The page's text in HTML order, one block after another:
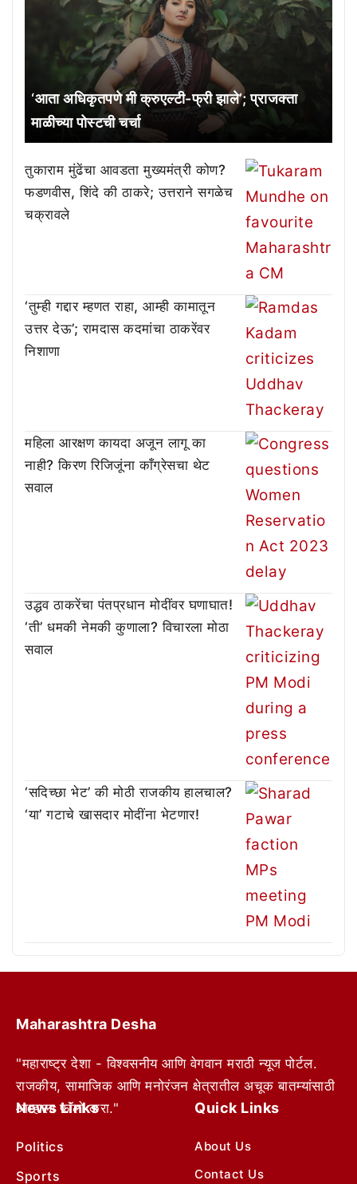
‘आता अधिकृतपणे मी क्रुएल्टी-फ्री झाले’; प्राजक्ता
माळीच्या पोस्टची चर्चा
तुकाराम मुंढेंचा आवडता मुख्यमंत्री कोण?
फडणवीस, शिंदे की ठाकरे; उत्तराने सगळेच
चक्रावले
‘तुम्ही गद्दार म्हणत राहा, आम्ही कामातून
उत्तर देऊ’; रामदास कदमांचा ठाकरेंवर
निशाणा
महिला आरक्षण कायदा अजून लागू का
नाही? किरण रिजिजूंना काँग्रेसचा थेट
सवाल
उद्धव ठाकरेंचा पंतप्रधान मोदींवर घणाघात!
‘ती’ धमकी नेमकी कुणाला? विचारला मोठा
सवाल
‘सदिच्छा भेट’ की मोठी राजकीय हालचाल?
‘या’ गटाचे खासदार मोदींना भेटणार!
Maharashtra Desha
"महाराष्ट्र देशा - विश्वसनीय आणि वेगवान मराठी न्यूज पोर्टल.
राजकीय, सामाजिक आणि मनोरंजन क्षेत्रातील अचूक बातम्यांसाठी
आम्हाला फॉलो करा."
News Links
Politics
Sports
Quick Links
About Us
Contact Us